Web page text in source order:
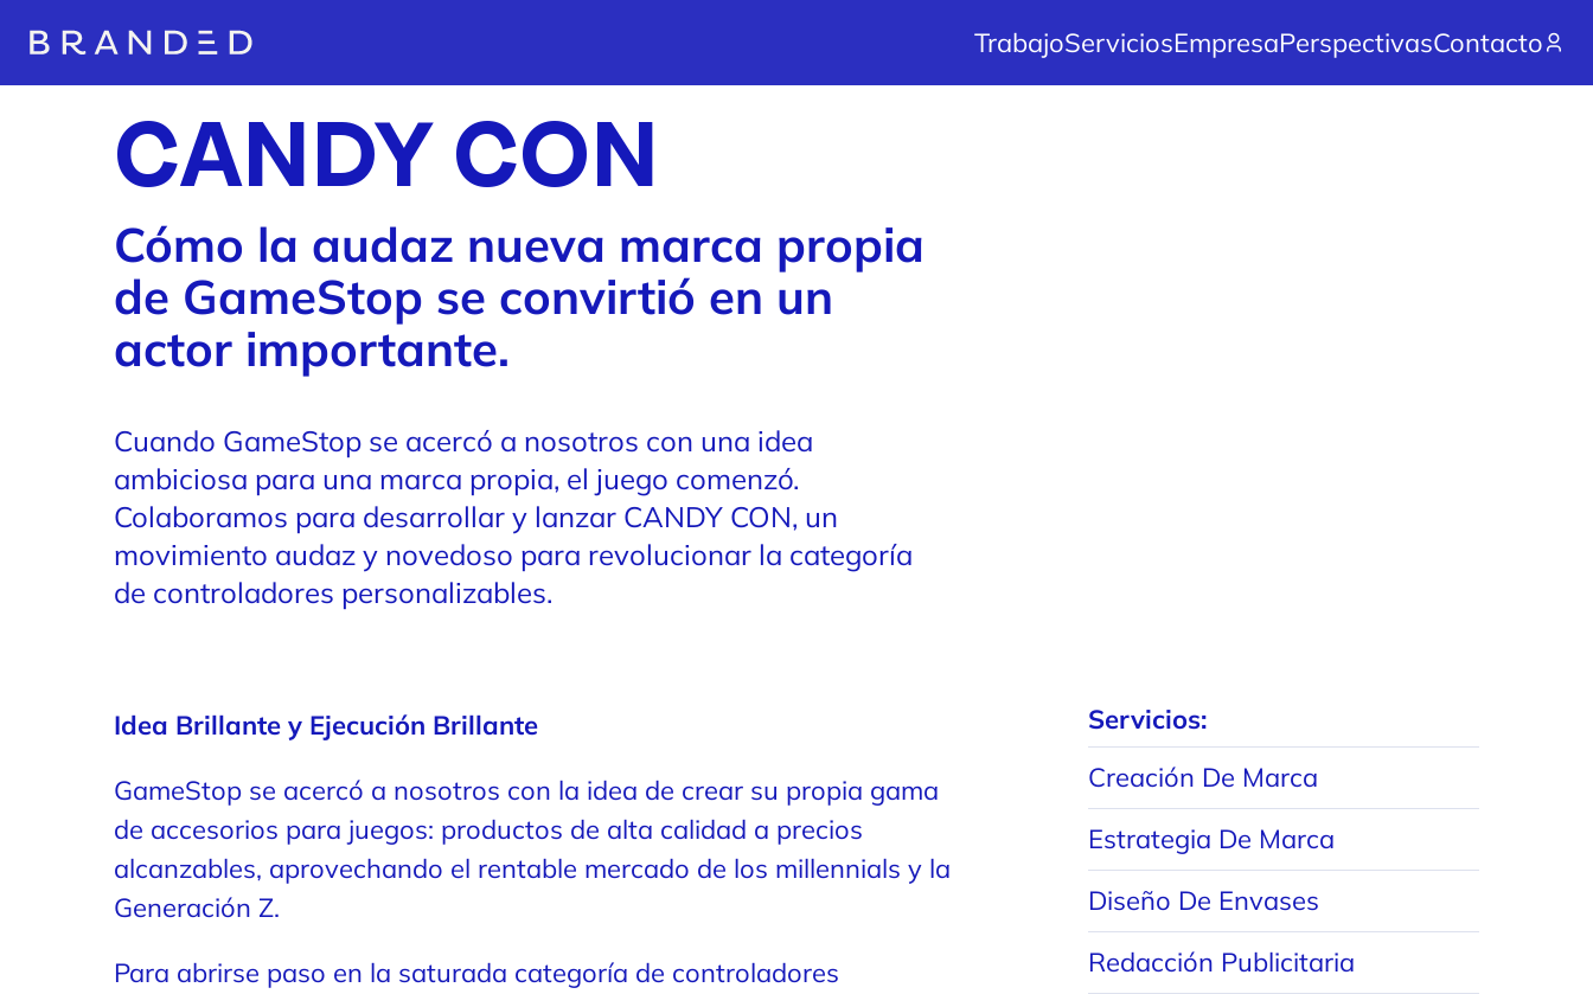
TrabajoServiciosEmpresaPerspectivasContacto
CANDY CON
Cómo la audaz nueva marca propia
de GameStop se convirtió en un
actor importante.
Cuando GameStop se acercó a nosotros con una idea
ambiciosa para una marca propia, el juego comenzó.
Colaboramos para desarrollar y lanzar CANDY CON, un
movimiento audaz y novedoso para revolucionar la categoría
de controladores personalizables.
Idea Brillante y Ejecución Brillante
GameStop se acercó a nosotros con la idea de crear su propia gama
de accesorios para juegos: productos de alta calidad a precios
alcanzables, aprovechando el rentable mercado de los millennials y la
Generación Z.
Para abrirse paso en la saturada categoría de controladores
Servicios:
Creación De Marca
Estrategia De Marca
Diseño De Envases
Redacción Publicitaria